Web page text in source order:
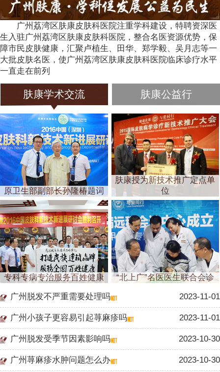
广州荔湾区肤康皮肤科医院注重学科建设，特聘资深医
生入驻广州荔湾区肤康皮肤科医院，整合名医资源优势，保
障市民皮肤健康，汇聚卢植生、田华、郑学毅、吴月志等一
大批皮肤名医，使广州荔湾区肤康皮肤科医院临床诊疗水平
一直走在前列
肤康学术交流 肤康公益行
原卫生部副部长孙隆椿题词
肤康授为新技术推广定点单
位
专科专病专治服务百姓健康 “北上广”名医医生联合会诊
广州脱发不严重需要处理吗 2023-11-01
广州小孩子更容易引起荨麻疹吗 2023-11-01
广州脱发受季节因素影响吗 2023-10-30
广州荨麻疹水肿问题怎么办 2023-10-30